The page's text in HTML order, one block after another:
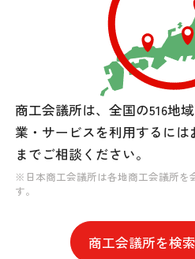
商工会議所は、全国の516地域
業・サービスを利用するには
までご相談ください。
※日本商工会議所は各地商工会議所を
す。
商工会議所を検索